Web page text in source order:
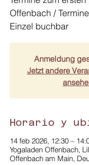
Offenbach /
Einzel buchbar
Anmeldung
Jetzt andere
Horario y
14 feb 2026, 12:30 –
Yogaladen Offenbach,
Offenbach am Main,